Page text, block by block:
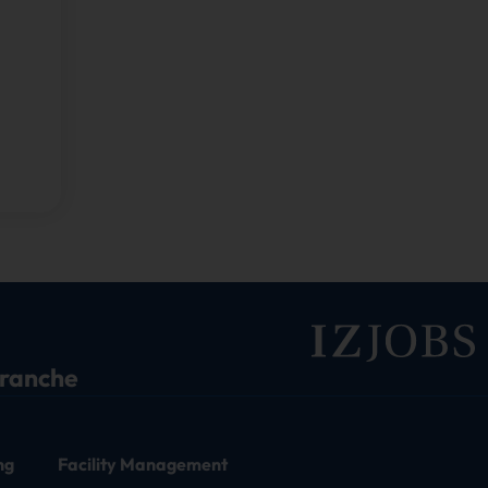
Facility Management